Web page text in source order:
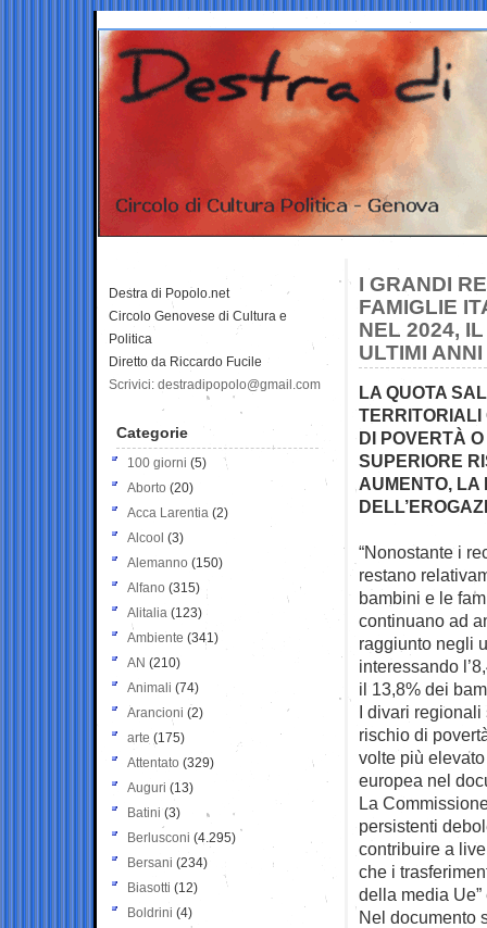
I GRANDI
FAMIGLIE
NEL 2024,
ULTIMI ANNI
LA QUOTA
TERRITORIALI
DI POVERTÀ
SUPERIORE
AUMENTO, LA
“Nonostante i
restano
bambini e le
continuano ad
raggiunto negli
interessando
il 13,8% dei
I divari regionali
rischio di
volte più
europea nel
La
persistenti
contribuire a
che i
della media
Nel documento
Destra di Popolo.net
Circolo Genovese di Cultura e
Politica
Diretto da Riccardo Fucile
Scrivici: destradipopolo@gmail.com
Categorie
100 giorni (5)
Aborto (20)
Acca Larentia (2)
Alcool (3)
Alemanno (150)
Alfano (315)
Alitalia (123)
Ambiente (341)
AN (210)
Animali (74)
Arancioni (2)
arte (175)
Attentato (329)
Auguri (13)
Batini (3)
Berlusconi (4.295)
Bersani (234)
Biasotti (12)
Boldrini (4)